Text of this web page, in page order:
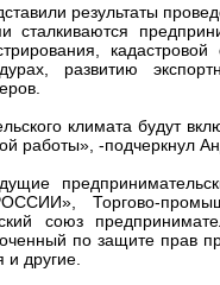
результаты
сталкиваются
кадастровой
развитию
климата будут
работы», -подчеркнул
Торгово-
союз
по защите прав
другие.